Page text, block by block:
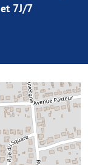
et 7J/7